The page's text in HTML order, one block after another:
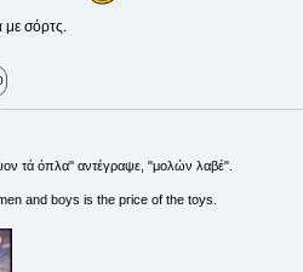
με σόρτς.
τά όπλα'' αντέγραψε, "μολών λαβέ".
and boys is the price of the toys.